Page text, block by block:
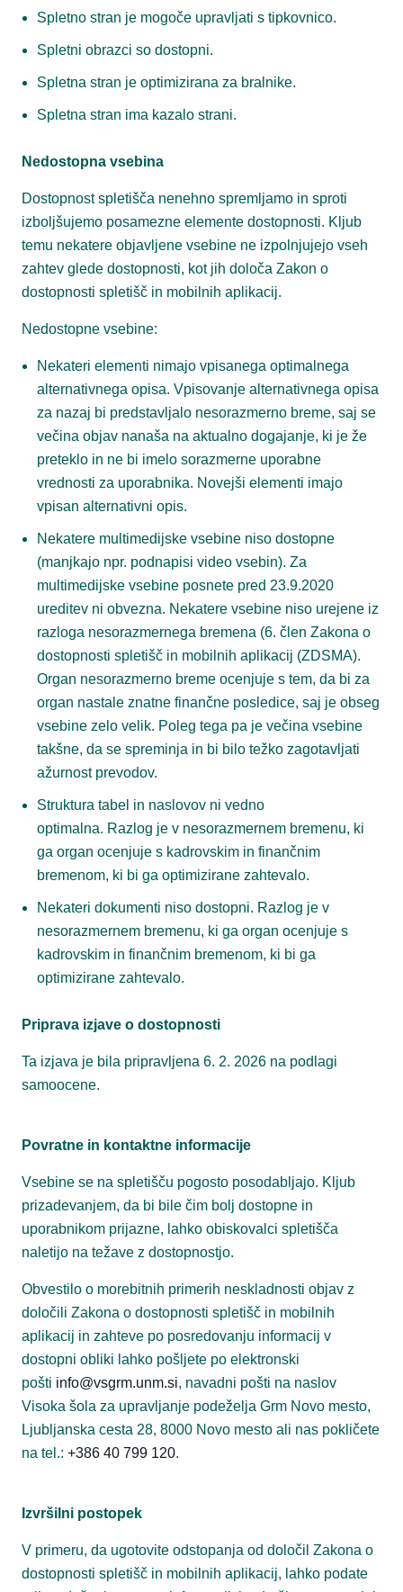
Spletno stran je mogoče upravljati s tipkovnico.
Spletni obrazci so dostopni.
Spletna stran je optimizirana za bralnike.
Spletna stran ima kazalo strani.
Nedostopna vsebina
Dostopnost spletišča nenehno spremljamo in sproti
izboljšujemo posamezne elemente dostopnosti. Kljub
temu nekatere objavljene vsebine ne izpolnjujejo vseh
zahtev glede dostopnosti, kot jih določa Zakon o
dostopnosti spletišč in mobilnih aplikacij.
Nedostopne vsebine:
Nekateri elementi nimajo vpisanega optimalnega
alternativnega opisa. Vpisovanje alternativnega opisa
za nazaj bi predstavljalo nesorazmerno breme, saj se
večina objav nanaša na aktualno dogajanje, ki je že
preteklo in ne bi imelo sorazmerne uporabne
vrednosti za uporabnika. Novejši elementi imajo
vpisan alternativni opis.
Nekatere multimedijske vsebine niso dostopne
(manjkajo npr. podnapisi video vsebin). Za
multimedijske vsebine posnete pred 23.9.2020
ureditev ni obvezna. Nekatere vsebine niso urejene iz
razloga nesorazmernega bremena (6. člen Zakona o
dostopnosti spletišč in mobilnih aplikacij (ZDSMA).
Organ nesorazmerno breme ocenjuje s tem, da bi za
organ nastale znatne finančne posledice, saj je obseg
vsebine zelo velik. Poleg tega pa je večina vsebine
takšne, da se spreminja in bi bilo težko zagotavljati
ažurnost prevodov.
Struktura tabel in naslovov ni vedno
optimalna. Razlog je v nesorazmernem bremenu, ki
ga organ ocenjuje s kadrovskim in finančnim
bremenom, ki bi ga optimizirane zahtevalo.
Nekateri dokumenti niso dostopni. Razlog je v
nesorazmernem bremenu, ki ga organ ocenjuje s
kadrovskim in finančnim bremenom, ki bi ga
optimizirane zahtevalo.
Priprava izjave o dostopnosti
Ta izjava je bila pripravljena 6. 2. 2026 na podlagi
samoocene.
Povratne in kontaktne informacije
Vsebine se na spletišču pogosto posodabljajo. Kljub
prizadevanjem, da bi bile čim bolj dostopne in
uporabnikom prijazne, lahko obiskovalci spletišča
naletijo na težave z dostopnostjo.
Obvestilo o morebitnih primerih neskladnosti objav z
določili Zakona o dostopnosti spletišč in mobilnih
aplikacij in zahteve po posredovanju informacij v
dostopni obliki lahko pošljete po elektronski
pošti info@vsgrm.unm.si, navadni pošti na naslov
Visoka šola za upravljanje podeželja Grm Novo mesto,
Ljubljanska cesta 28, 8000 Novo mesto ali nas pokličete
na tel.: +386 40 799 120.
Izvršilni postopek
V primeru, da ugotovite odstopanja od določil Zakona o
dostopnosti spletišč in mobilnih aplikacij, lahko podate